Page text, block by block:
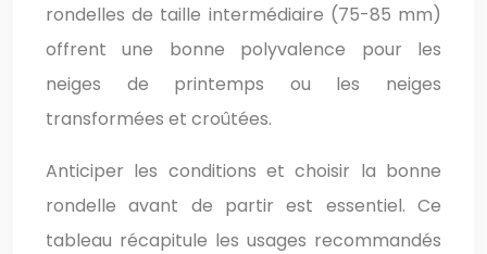
rondelles de taille intermédiaire (75-85 mm)
offrent une bonne polyvalence pour les
neiges de printemps ou les neiges
transformées et croûtées.
Anticiper les conditions et choisir la bonne
rondelle avant de partir est essentiel. Ce
tableau récapitule les usages recommandés